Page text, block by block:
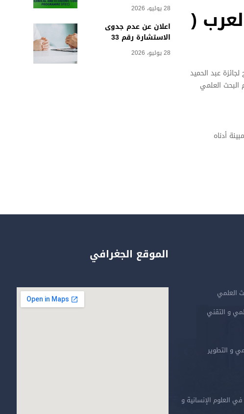
28 يوليو، 2026
اعلان عن عدم جدوى
الاستشارة رقم 33
28 يوليو، 2026
(
عبد الحميد
دعم البحث العلمي
أدناه
العلمي
و التقني
و التطوير
العلوم الإنسانية و
الموقع الجغرافي